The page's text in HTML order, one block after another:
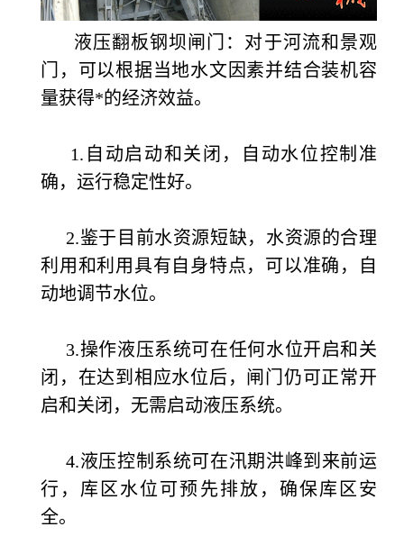
液压翻板钢坝闸门：对于河流和景观
门，可以根据当地水文因素并结合装机容
量获得*的经济效益。
1.自动启动和关闭，自动水位控制准
确，运行稳定性好。
2.鉴于目前水资源短缺，水资源的合理
利用和利用具有自身特点，可以准确，自
动地调节水位。
3.操作液压系统可在任何水位开启和关
闭，在达到相应水位后，闸门仍可正常开
启和关闭，无需启动液压系统。
4.液压控制系统可在汛期洪峰到来前运
行，库区水位可预先排放，确保库区安
全。